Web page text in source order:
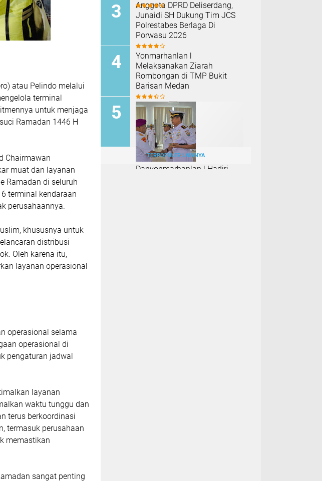
atau Pelindo melalui
terminal
untuk menjaga
Ramadan 1446 H
Chairmawan
muat dan layanan
Ramadan di seluruh
terminal kendaraan
perusahaannya.
khususnya untuk
distribusi
Oleh karena itu,
layanan operasional
operasional selama
operasional di
pengaturan jadwal
layanan
waktu tunggu dan
terus berkoordinasi
termasuk perusahaan
memastikan
sangat penting
Anggota DPRD Deliserdang,
Junaidi SH Dukung Tim JCS
Polrestabes Berlaga Di
Porwasu 2026
Yonmarhanlan l
Melaksanakan Ziarah
Rombongan di TMP Bukit
Barisan Medan
Danyonmarhanlan l Hadiri
TERPOPULER LAINNYA